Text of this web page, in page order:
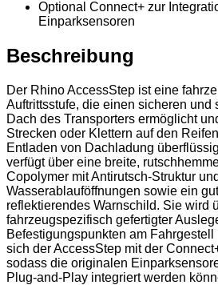
Optional Connect+ zur
Einparksensoren
Beschreibung
Der Rhino AccessStep ist eine
Auftrittsstufe, die einen sicheren und
Dach des Transporters ermöglicht
Strecken oder Klettern auf den
Entladen von Dachladung
verfügt über eine breite,
Copolymer mit Antirutsch-Struktur und
Wasserablauföffnungen sowie ein
reflektierendes Warnschild. Sie wird
fahrzeugspezifisch gefertigter
Befestigungspunkten am
sich der AccessStep mit der
sodass die originalen
Plug-and-Play integriert werden